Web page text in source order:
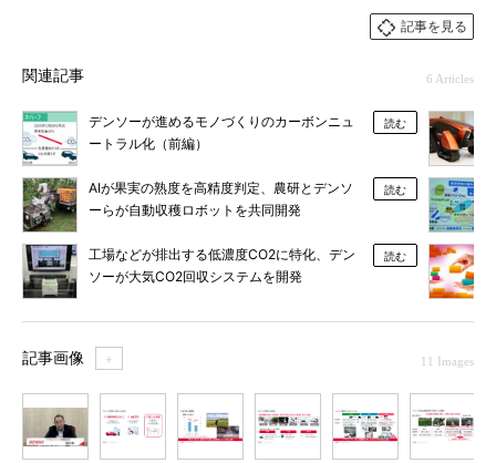
記事を見る
関連記事 6 Articles
デンソーが進めるモノづくりのカーボンニュ
ートラル化（前編）
読む
AIが果実の熟度を高精度判定、農研とデンソ
ーらが自動収穫ロボットを共同開発
読む
工場などが排出する低濃度CO2に特化、デン
ソーが大気CO2回収システムを開発
読む
記事画像 ＋ 11 Images